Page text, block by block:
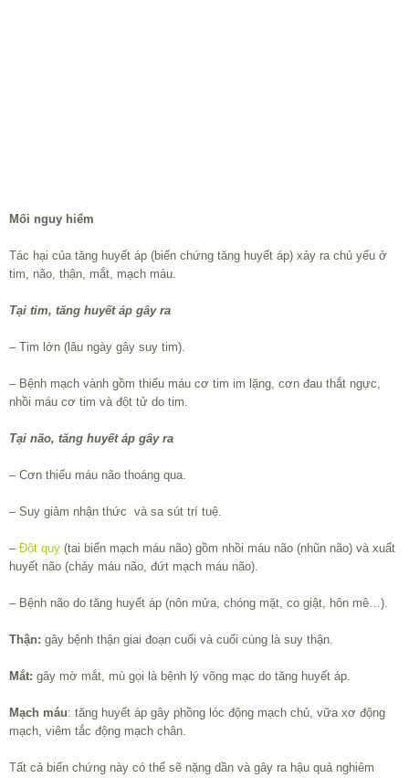
Mối nguy hiểm
Tác hại của tăng huyết áp (biến chứng tăng huyết áp) xảy ra chủ yếu ở
tim, não, thận, mắt, mạch máu.
Tại tim, tăng huyết áp gây ra
– Tim lớn (lâu ngày gây suy tim).
– Bệnh mạch vành gồm thiếu máu cơ tim im lặng, cơn đau thắt ngực,
nhồi máu cơ tim và đột tử do tim.
Tại não, tăng huyết áp gây ra
– Cơn thiếu máu não thoáng qua.
– Suy giảm nhận thức và sa sút trí tuệ.
– Đột quỵ (tai biến mạch máu não) gồm nhồi máu não (nhũn não) và xuất
huyết não (chảy máu não, đứt mạch máu não).
– Bệnh não do tăng huyết áp (nôn mửa, chóng mặt, co giật, hôn mê…).
Thận: gây bệnh thận giai đoạn cuối và cuối cùng là suy thận.
Mắt: gây mờ mắt, mù gọi là bệnh lý võng mạc do tăng huyết áp.
Mạch máu: tăng huyết áp gây phồng lóc động mạch chủ, vữa xơ động
mạch, viêm tắc động mạch chân.
Tất cả biến chứng này có thể sẽ nặng dần và gây ra hậu quả nghiêm